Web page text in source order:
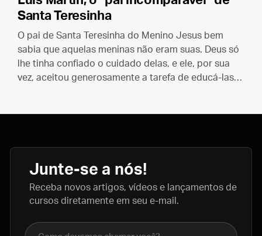
Santa Teresinha
O pai de Santa Teresinha do Menino Jesus bem
sabia que aquelas meninas não eram suas. Deus só
lhe tinha confiado o cuidado delas, e ele, por sua
vez, aceitou generosamente a tarefa de educá-las
Junte-se a nós!
Receba novos artigos, vídeos e lançamentos de
cursos diretamente em seu e-mail.
Nome completo